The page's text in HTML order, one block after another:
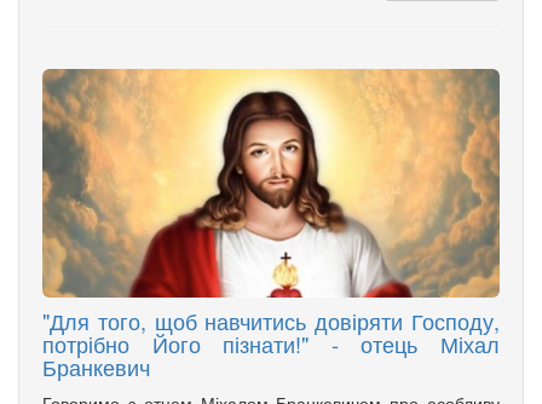
"Для того, щоб навчитись довіряти Господу,
потрібно Його пізнати!" - отець Міхал
Бранкевич